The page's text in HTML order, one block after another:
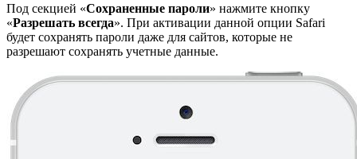
Под секцией «Сохраненные пароли» нажмите кнопку
«Разрешать всегда». При активации данной опции Safari
будет сохранять пароли даже для сайтов, которые не
разрешают сохранять учетные данные.